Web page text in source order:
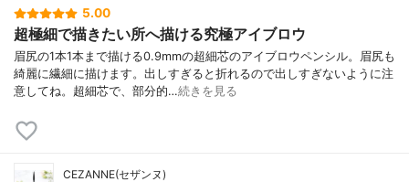
5.00
超極細で描きたい所へ描ける究極アイブロウ
眉尻の1本1本まで描ける0.9mmの超細芯のアイブロウペンシル。眉尻も
綺麗に繊細に描けます。出しすぎると折れるので出しすぎないように注
意してね。超細芯で、部分的…続きを見る
CEZANNE(セザンヌ)